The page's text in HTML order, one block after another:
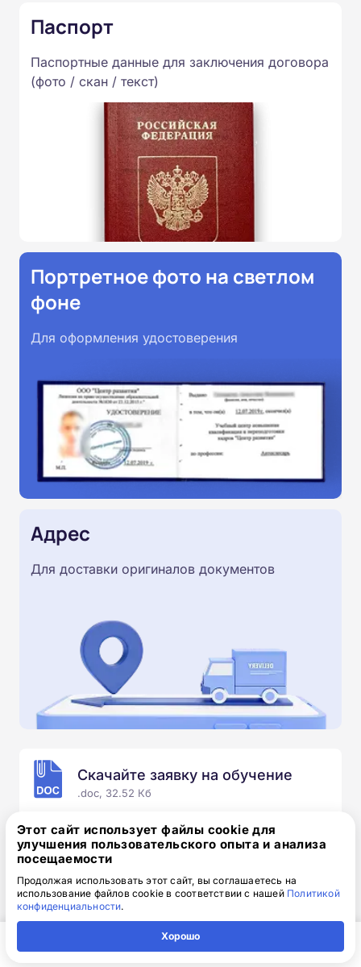
Паспорт
Паспортные данные для заключения договора
(фото / скан / текст)
Портретное фото на светлом
фоне
Для оформления удостоверения
Адрес
Для доставки оригиналов документов
Скачайте заявку на обучение
.doc, 32.52 Кб
Скачайте шаблон, заполните и отправьте по
электронной почтеinfo@1-academy.ru
Обязательно укажите контактный номер телефон.
Наш специалист свяжется с вами и утонит все
детали.
Этот сайт использует файлы cookie для
улучшения пользовательского опыта и анализа
посещаемости
Продолжая использовать этот сайт, вы соглашаетесь на
использование файлов cookie в соответствии с нашей Политикой
конфиденциальности.
Хорошо